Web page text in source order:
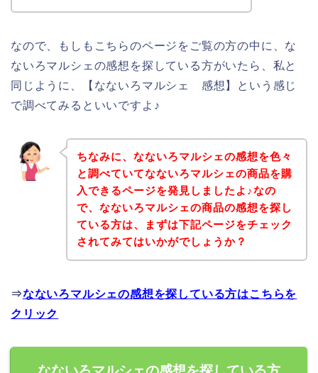
なので、もしもこちらのページをご覧の方の中に、な
ないろマルシェの感想を探している方がいたら、私と
同じように、【なないろマルシェ 感想】という感じ
で調べてみるといいですよ♪
ちなみに、なないろマルシェの感想を色々
と調べていてなないろマルシェの商品を購
入できるページを発見しましたよ♪なの
で、なないろマルシェの商品の感想を探し
ている方は、まずは下記ページをチェック
されてみてはいかがでしょうか？
⇒なないろマルシェの感想を探している方はこちらを
クリック